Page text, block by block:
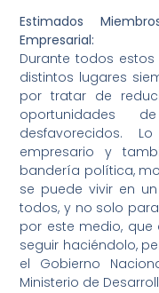
Estimados
Empresarial:
Durante todos
distintos lugares
por tratar de
oportunidades
desfavorecidos.
empresario y
bandería política,
se puede vivir en
todos, y no solo
por este medio, que
seguir haciéndolo,
el Gobierno
Ministerio de